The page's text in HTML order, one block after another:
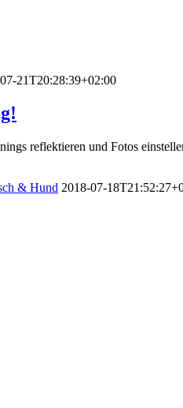
21T20:28:39+02:00
reflektieren und Fotos
& Hund 2018-07-